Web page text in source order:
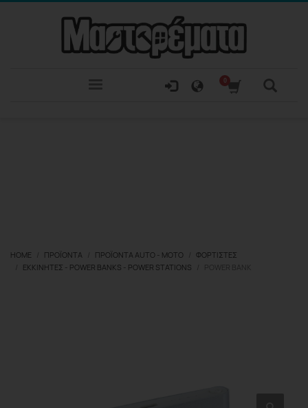
HOME ΠΡΟΪΌΝΤΑ ΠΡΟΪΌΝΤΑ ΑUTO - MOTO
ΦΟΡΤΙΣΤΈΣ
ΕΚΚΙΝΗΤΈΣ - POWER BANKS - POWER STATIONS
POWER BANK